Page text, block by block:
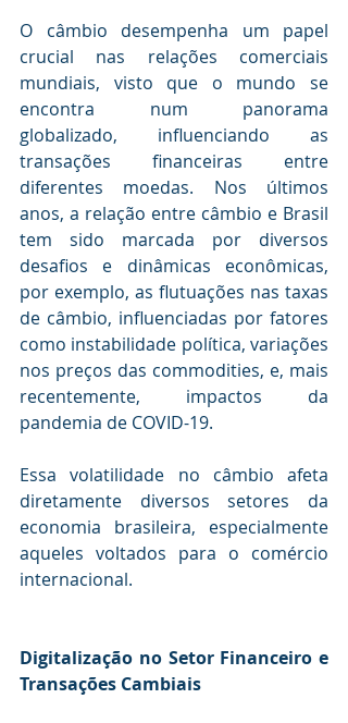
O câmbio desempenha um papel
crucial nas relações comerciais
mundiais, visto que o mundo se
encontra num panorama
globalizado, influenciando as
transações financeiras entre
diferentes moedas. Nos últimos
anos, a relação entre câmbio e Brasil
tem sido marcada por diversos
desafios e dinâmicas econômicas,
por exemplo, as flutuações nas taxas
de câmbio, influenciadas por fatores
como instabilidade política, variações
nos preços das commodities, e, mais
recentemente, impactos da
pandemia de COVID-19.
Essa volatilidade no câmbio afeta
diretamente diversos setores da
economia brasileira, especialmente
aqueles voltados para o comércio
internacional.
Digitalização no Setor Financeiro e
Transações Cambiais